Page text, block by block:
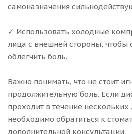
самоназначения
✓ Использовать холодные
лица с внешней стороны, чтобы
облегчить боль.
Важно понимать, что не стоит
продолжительную боль. Если
проходит в течение нескольких
необходимо обратиться к
дополнительной консультации.